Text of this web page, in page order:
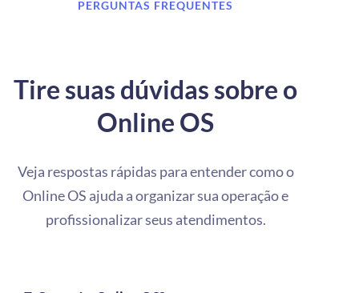
PERGUNTAS FREQUENTES
Tire suas dúvidas sobre o
Online OS
Veja respostas rápidas para entender como o
Online OS ajuda a organizar sua operação e
profissionalizar seus atendimentos.